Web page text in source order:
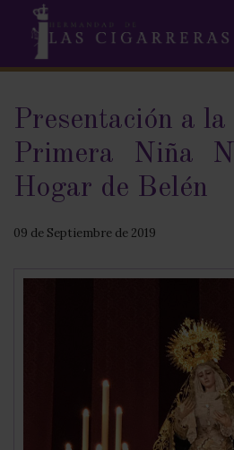
Presentación a
Primera Niña
Hogar de Belén
09 de Septiembre de 2019